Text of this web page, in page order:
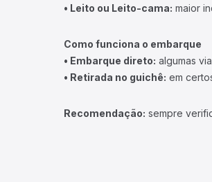
• Leito ou Leito-cama: maior
Como funciona o embarque
• Embarque direto: algumas
• Retirada no guichê: em
Recomendação: sempre